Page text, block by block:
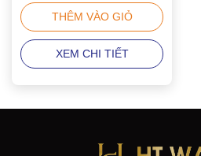
THÊM VÀO GIỎ
XEM CHI TIẾT